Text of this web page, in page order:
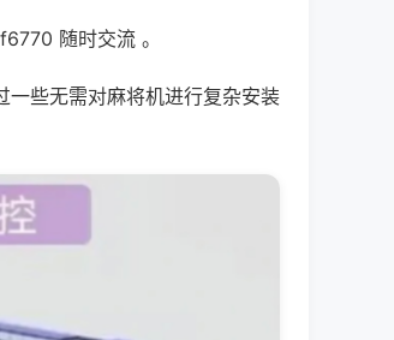
随时交流 。
一些无需对麻将机进行复杂安装